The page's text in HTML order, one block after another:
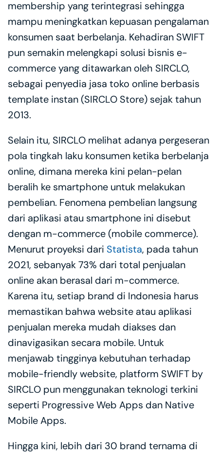
membership yang terintegrasi sehingga
mampu meningkatkan kepuasan pengalaman
konsumen saat berbelanja. Kehadiran SWIFT
pun semakin melengkapi solusi bisnis e-
commerce yang ditawarkan oleh SIRCLO,
sebagai penyedia jasa toko online berbasis
template instan (SIRCLO Store) sejak tahun
2013.
Selain itu, SIRCLO melihat adanya pergeseran
pola tingkah laku konsumen ketika berbelanja
online, dimana mereka kini pelan-pelan
beralih ke smartphone untuk melakukan
pembelian. Fenomena pembelian langsung
dari aplikasi atau smartphone ini disebut
dengan m-commerce (mobile commerce).
Menurut proyeksi dari Statista, pada tahun
2021, sebanyak 73% dari total penjualan
online akan berasal dari m-commerce.
Karena itu, setiap brand di Indonesia harus
memastikan bahwa website atau aplikasi
penjualan mereka mudah diakses dan
dinavigasikan secara mobile. Untuk
menjawab tingginya kebutuhan terhadap
mobile-friendly website, platform SWIFT by
SIRCLO pun menggunakan teknologi terkini
seperti Progressive Web Apps dan Native
Mobile Apps.
Hingga kini, lebih dari 30 brand ternama di